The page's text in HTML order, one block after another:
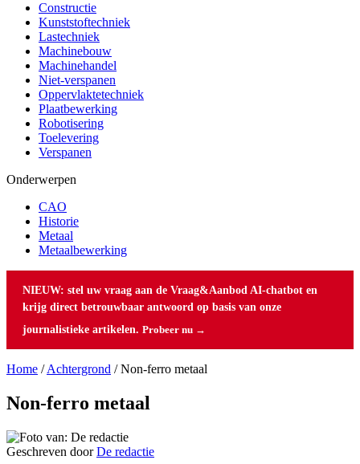
Constructie
Kunststoftechniek
Lastechniek
Machinebouw
Machinehandel
Niet-verspanen
Oppervlaktetechniek
Plaatbewerking
Robotisering
Toelevering
Verspanen
Onderwerpen
CAO
Historie
Metaal
Metaalbewerking
NIEUW: stel uw vraag aan de Vraag&Aanbod AI-chatbot en
krijg direct betrouwbaar antwoord op basis van onze
journalistieke artikelen. Probeer nu →
Home /Achtergrond /Non-ferro metaal
Non-ferro metaal
Geschreven doorDe redactie